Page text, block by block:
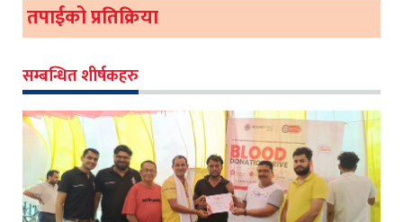
तपाईको प्रतिक्रिया
सम्बन्धित शीर्षकहरु